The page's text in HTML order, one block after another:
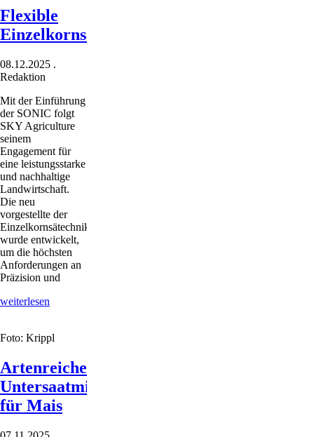
Flexible
Einzelkornsätechnik
08.12.2025 .
Redaktion
Mit der Einführung
der SONIC folgt
SKY Agriculture
seinem
Engagement für
eine leistungsstarke
und nachhaltige
Landwirtschaft.
Die neu
vorgestellte der
Einzelkornsätechnik
wurde entwickelt,
um die höchsten
Anforderungen an
Präzision und
weiterlesen
Foto: Krippl
Artenreiche
Untersaatmischung
für Mais